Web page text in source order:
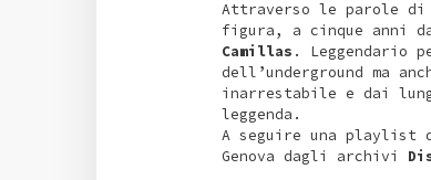
Attraverso le parole
figura, a cinque anni
Camillas . Leggendario
dell’underground ma
inarrestabile e dai
leggenda.
A seguire una playlist
Genova dagli archivi